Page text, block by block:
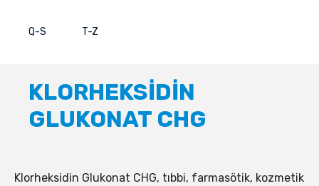
Q-S T-Z
KLORHEKSİDİN
GLUKONAT CHG
Klorheksidin Glukonat CHG, tıbbi, farmasötik, kozmetik